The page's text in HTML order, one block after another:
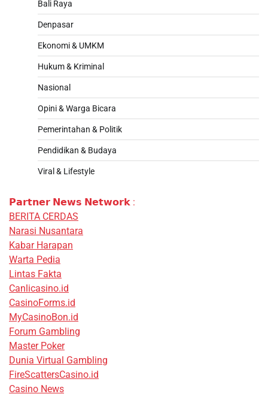
Bali Raya
Denpasar
Ekonomi & UMKM
Hukum & Kriminal
Nasional
Opini & Warga Bicara
Pemerintahan & Politik
Pendidikan & Budaya
Viral & Lifestyle
𝗣𝗮𝗿𝘁𝗻𝗲𝗿 𝗡𝗲𝘄𝘀 𝗡𝗲𝘁𝘄𝗼𝗿𝗸 :
BERITA CERDAS
Narasi Nusantara
Kabar Harapan
Warta Pedia
Lintas Fakta
Canlicasino.id
CasinoForms.id
MyCasinoBon.id
Forum Gambling
Master Poker
Dunia Virtual Gambling
FireScattersCasino.id
Casino News